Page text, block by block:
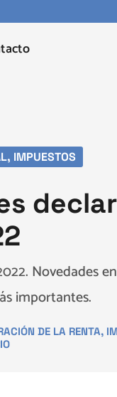
, IMPUESTOS
Novedades
importantes.
DE LA RENTA,